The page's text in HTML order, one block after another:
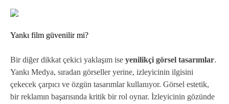
Yankı film güvenilir mi?
Bir diğer dikkat çekici yaklaşım ise yenilikçi görsel tasarımlar.
Yankı Medya, sıradan görseller yerine, izleyicinin ilgisini
çekecek çarpıcı ve özgün tasarımlar kullanıyor. Görsel estetik,
bir reklamın başarısında kritik bir rol oynar. İzleyicinin gözünde